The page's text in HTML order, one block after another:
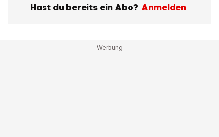
Hast du bereits ein Abo? Anmelden